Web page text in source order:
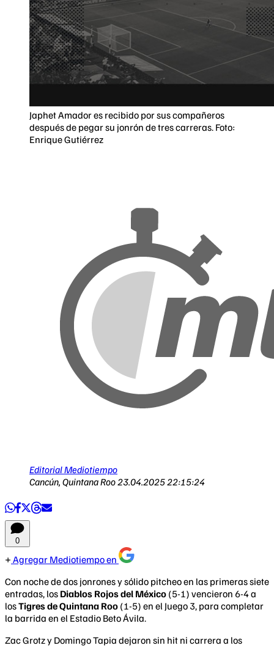
Japhet Amador es recibido por sus compañeros
después de pegar su jonrón de tres carreras. Foto:
Enrique Gutiérrez
Editorial Mediotiempo
Cancún, Quintana Roo23.04.2025 22:15:24
0
Agregar Mediotiempo en
Con noche de dos jonrones y sólido pitcheo en las primeras siete
entradas, los Diablos Rojos del México (5-1) vencieron 6-4 a
losTigres de Quintana Roo (1-5) en el Juego 3, para completar
la barrida en el Estadio Beto Ávila.
Zac Grotz y Domingo Tapia dejaron sin hit ni carrera a los